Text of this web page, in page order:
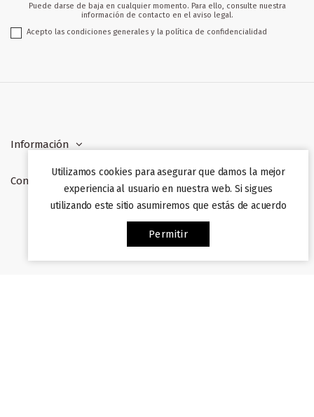
Puede darse de baja en cualquier momento. Para ello, consulte nuestra
información de contacto en el aviso legal.
Acepto las condiciones generales y la política de confidencialidad
Información
Contacto
Utilizamos cookies para asegurar que damos la mejor
experiencia al usuario en nuestra web. Si sigues
utilizando este sitio asumiremos que estás de acuerdo
Permitir
Afiliazon. Prohibida su copia. 2022